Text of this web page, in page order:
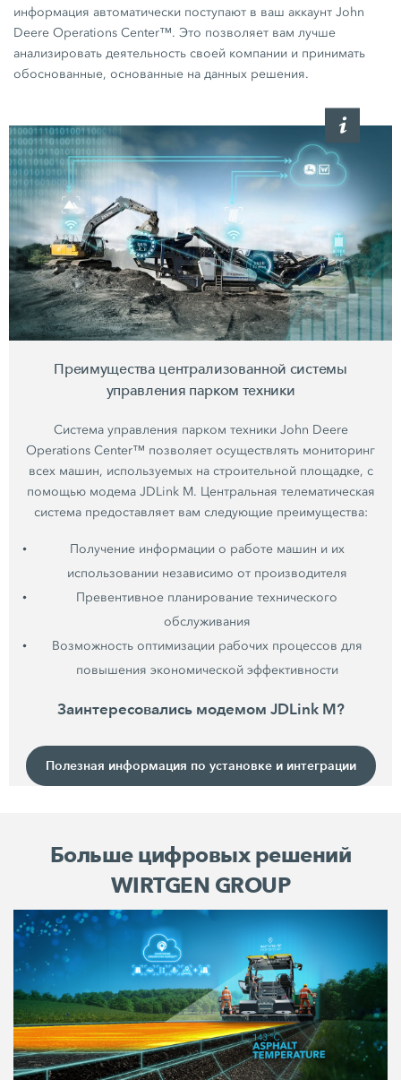
информация автоматически поступают в ваш аккаунт John
Deere Operations Center™. Это позволяет вам лучше
анализировать деятельность своей компании и принимать
обоснованные, основанные на данных решения.
Преимущества централизованной системы
управления парком техники
Система управления парком техники John Deere
Operations Center™ позволяет осуществлять мониторинг
всех машин, используемых на строительной площадке, с
помощью модема JDLink M. Центральная телематическая
система предоставляет вам следующие преимущества:
Получение информации о работе машин и их
использовании независимо от производителя
Превентивное планирование технического
обслуживания
Возможность оптимизации рабочих процессов для
повышения экономической эффективности
Заинтересовались модемом JDLink M?
Полезная информация по установке и интеграции
Больше цифровых решений
WIRTGEN GROUP